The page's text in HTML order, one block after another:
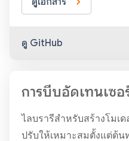
ดู GitHub
การบีบอัดเทนเซอ
ไลบรารีสำหรับสร้างโมเ
ปรับให้เหมาะสมตั้งแต่ต้น